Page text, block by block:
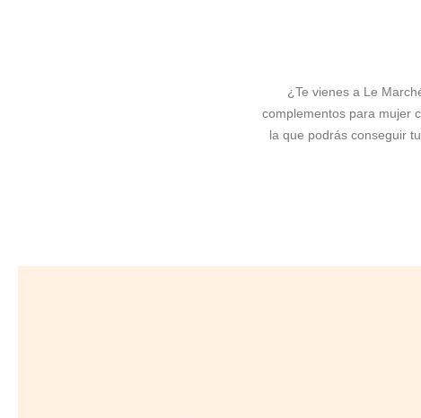
¿Te vienes a Le
complementos para mujer
la que podrás conseguir